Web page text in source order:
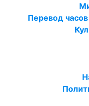
Перевод